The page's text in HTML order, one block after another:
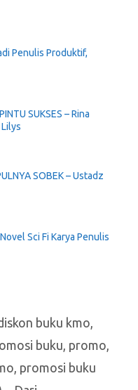
Penulis Produktif,
SUKSES – Rina
SOBEK – Ustadz
Sci Fi Karya Penulis
buku kmo
buku promo
promosi buku